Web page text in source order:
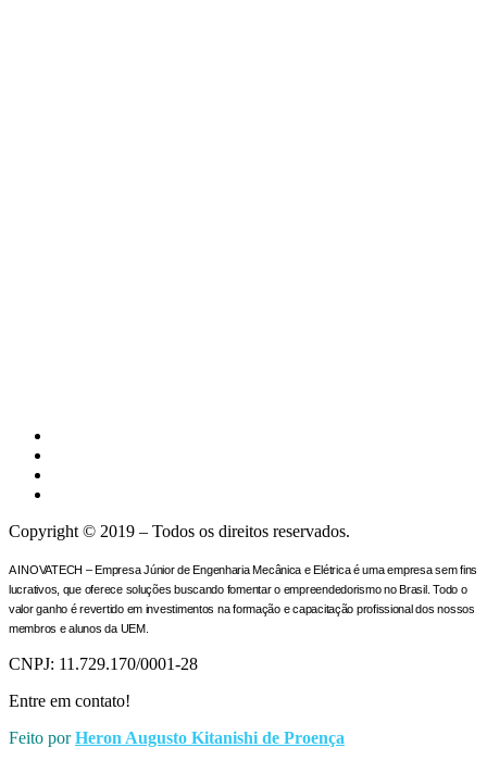
Copyright © 2019 – Todos os direitos reservados.
A INOVATECH – Empresa Júnior de Engenharia Mecânica e Elétrica é uma empresa sem fins
lucrativos, que oferece soluções buscando fomentar o empreendedorismo no Brasil. Todo o
valor ganho é revertido em investimentos na formação e capacitação profissional dos nossos
membros e alunos da UEM.
CNPJ: 11.729.170/0001-28
Entre em contato!
Feito porHeron Augusto Kitanishi de Proença